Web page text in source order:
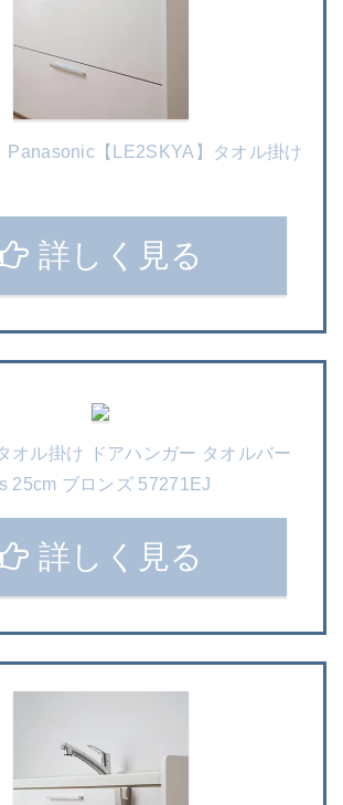
Panasonic【LE2SKYA】タオル掛け
詳しく見る
オル掛け ドアハンガー タオルバー
25cm ブロンズ 57271EJ
詳しく見る